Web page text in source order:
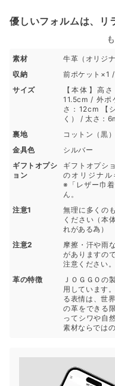
優しいフォルムは、リ
素材
牛革（オリジ
収納
前ポケット×1
サイズ
【本体】高
11.5cm / 外
さ：12cm 【
く） / 太さ：
裏地
コットン（黒）
金具色
シルバー
ギフトオプシ
ョン
ギフトオプシ
のオリジナル
※「レザー巾
ん。
注意1
無理に多くの
ください（本
れがある為）
注意2
摩擦・汗や雨
がありますの
注意ください。
革の特徴
ＪＯＧＧＯの
用しています
る表情は、世
の革をできる
ってシワや自
素材ならでは